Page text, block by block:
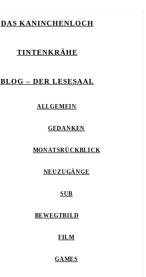
DAS KANINCHENLOCH
TINTENKRÄHE
BLOG – DER LESESAAL
ALLGEMEIN
GEDANKEN
MONATSRÜCKBLICK
NEUZUGÄNGE
SUB
BEWEGTBILD
FILM
GAMES